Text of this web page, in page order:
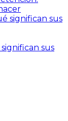
sus